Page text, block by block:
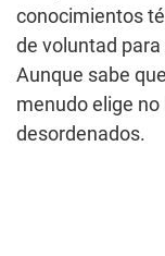
conocimientos
de voluntad
Aunque sabe
menudo elige
desordenados.